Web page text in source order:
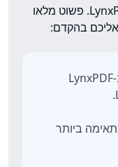
נשמח לענות על כל שאלה בנוגע ל-LynxPDF. פשוט מלאו
אליכם בהקדם:
התחילו ניסיון חינם ל-14 יום ב-LynxPDF
ביותר